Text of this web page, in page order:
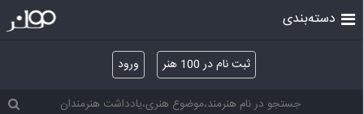
ثبت نام در 100 هنر ورود
دسته‌بندی